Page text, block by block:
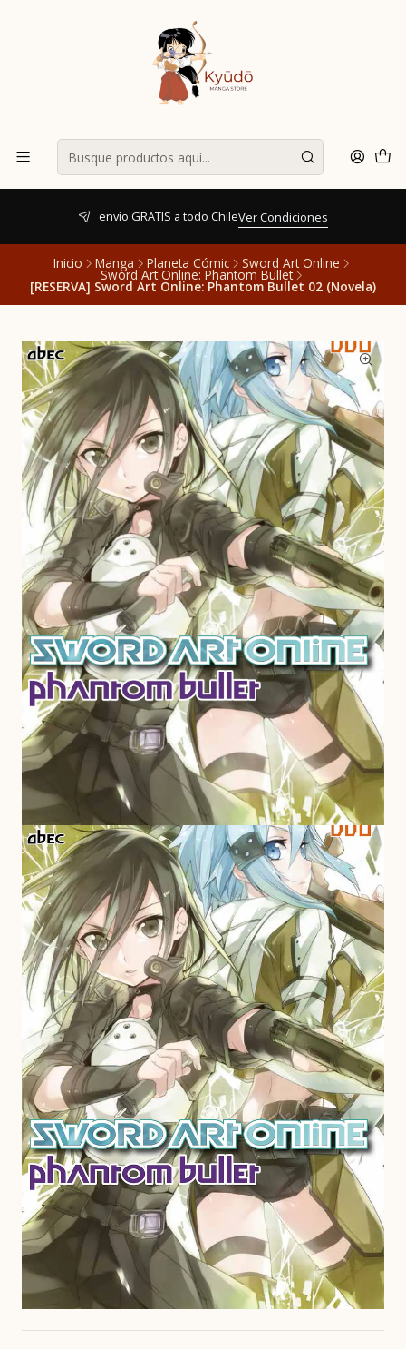
envío GRATIS a todo ChileVer Condiciones
Inicio Manga Planeta Cómic Sword Art Online
Sword Art Online: Phantom Bullet
[RESERVA] Sword Art Online: Phantom Bullet 02 (Novela)